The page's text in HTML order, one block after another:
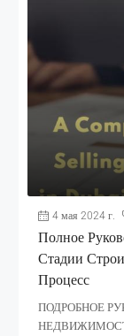
4 мая 2024 г.
Полное
Стадии
Процесс
ПОДРОБНОЕ